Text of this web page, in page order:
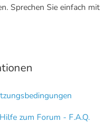
Sprechen Sie einfach mit
Hilfe zum Forum - F.A.Q.